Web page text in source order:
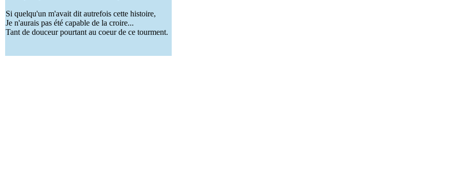
Si quelqu'un m'avait dit autrefois cette histoire,
Je n'aurais pas été capable de la croire...
Tant de douceur pourtant au coeur de ce tourment.